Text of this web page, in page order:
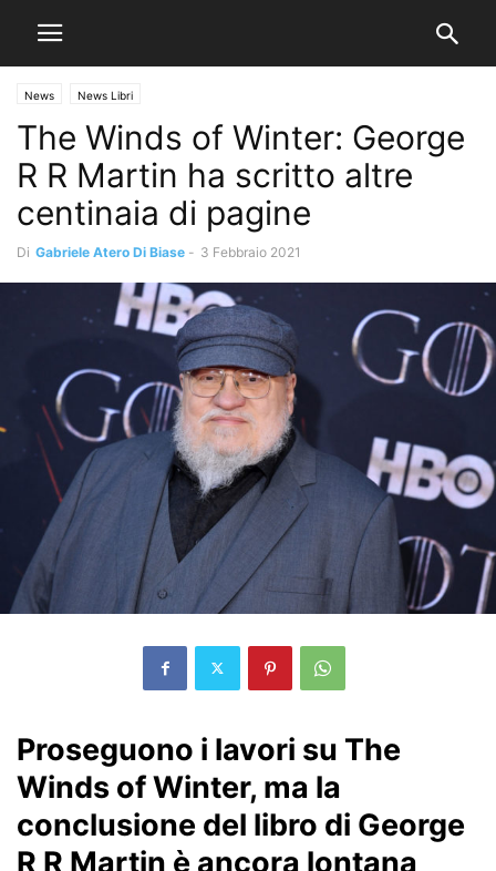
News News Libri
The Winds of Winter: George
R R Martin ha scritto altre
centinaia di pagine
Di Gabriele Atero Di Biase - 3 Febbraio 2021
Proseguono i lavori su The
Winds of Winter, ma la
conclusione del libro di George
R R Martin è ancora lontana